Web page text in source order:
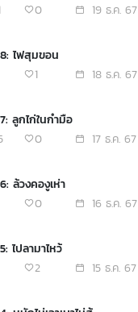
0 19 ธ.ค. 67
ไฟสุมขอน
1 18 ธ.ค. 67
ลูกไก่ในกำมือ
0 17 ธ.ค. 67
ล้วงคองูเห่า
0 16 ธ.ค. 67
ไปลามาไหว้
2 15 ธ.ค. 67